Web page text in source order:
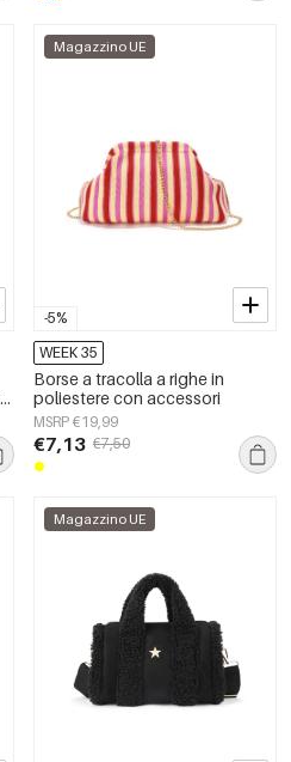
-5%
Magazzino UE
WEEK 35
Borse a tracolla a righe in
poliestere con accessori
MSRP €19,99
€7,13 €7,50
Magazzino UE